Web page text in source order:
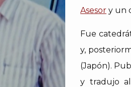
Asesor y un
Fue
y,
(Japón).
y tradujo